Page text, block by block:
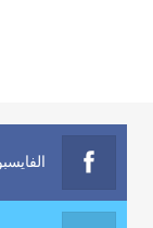
الهياكل